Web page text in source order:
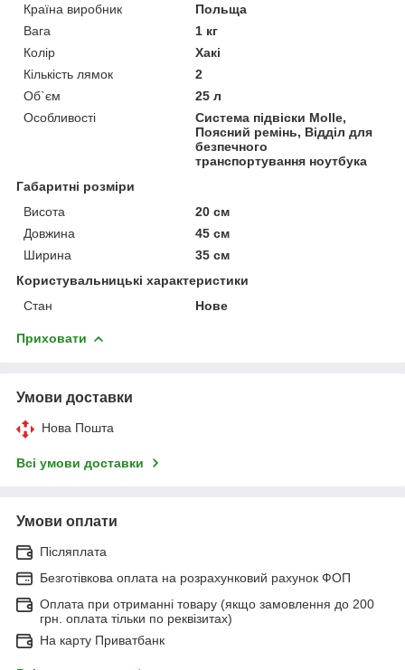
Країна виробник
Польща
Вага
1 кг
Колір
Хакі
Кількість лямок
2
Об`єм
25 л
Особливості
Система підвіски Molle,
Поясний ремінь, Відділ для
безпечного
транспортування ноутбука
Габаритні розміри
Висота
20 см
Довжина
45 см
Ширина
35 см
Користувальницькі характеристики
Стан
Нове
Приховати
Умови доставки
Нова Пошта
Всі умови доставки
Умови оплати
Післяплата
Безготівкова оплата на розрахунковий рахунок ФОП
Оплата при отриманні товару (якщо замовлення до 200
грн. оплата тільки по реквізитах)
На карту Приватбанк